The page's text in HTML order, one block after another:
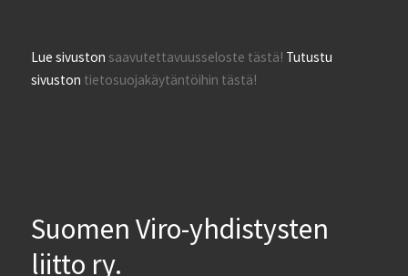
Lue sivustonsaavutettavuusseloste tästä! Tutustu
sivuston tietosuojakäytäntöihin tästä!
Suomen Viro-yhdistysten
liitto ry.